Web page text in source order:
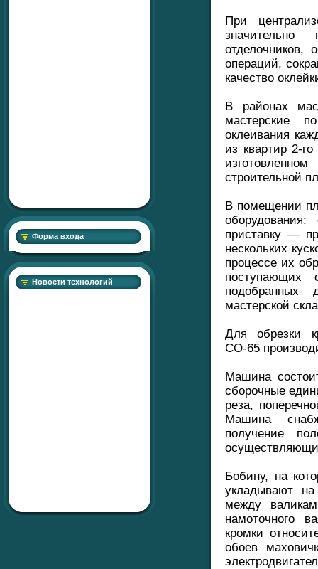
Форма входа
Новости технологий
При
значительно
отделочников,
операций,
качество
В районах
мастерские
оклеивания
из квартир 2-
строительной
В помещении
приставку —
нескольких
процессе их
поступающих
подобранных
мастерской
Для обрезки
СО-65
Машина
сборочные
реза,
Машина
получение
Бобину, на
укладывают
между
намоточного
кромки
обоев